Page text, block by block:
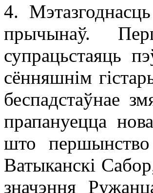
4.
прычынаў.
супрацьстаяць
сённяшнім
беспадстаўнае
прапануецца
што першынство
Ватыканскі
значэння